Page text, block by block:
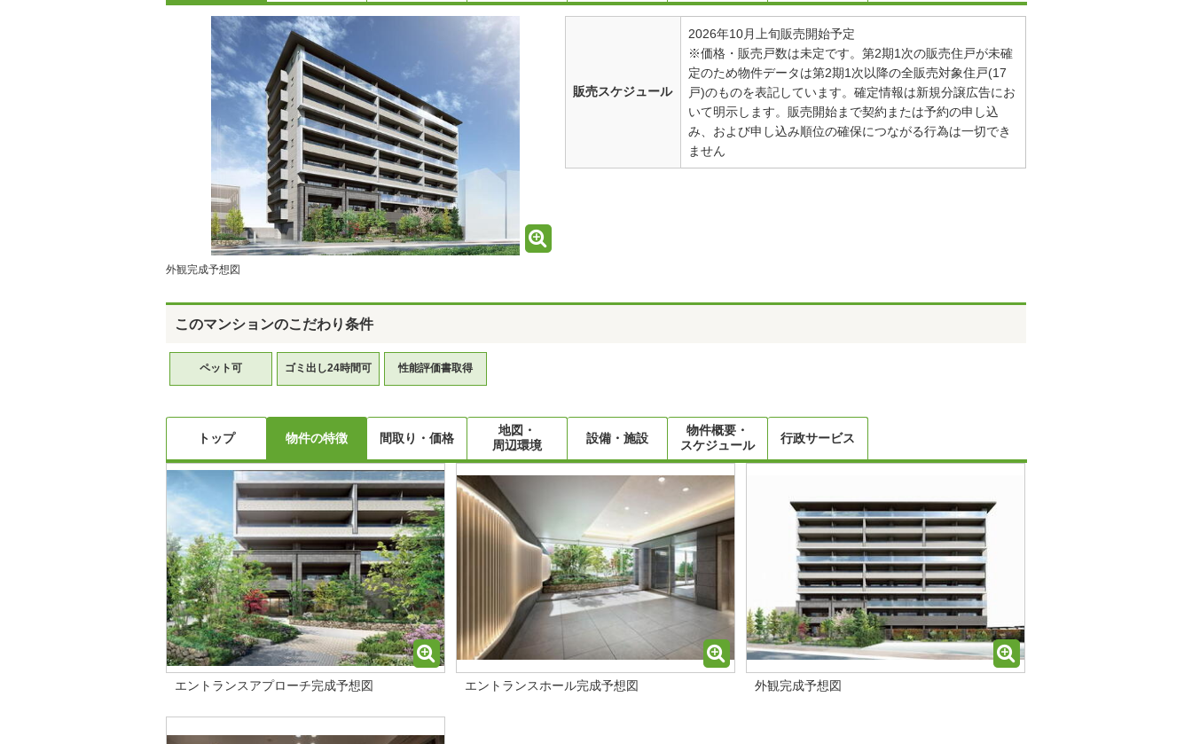
外観完成予想図
販売スケジュール
2026年10月上旬販売開始予定
※価格・販売戸数は未定です。第2期1次の販売住戸が未確
定のため物件データは第2期1次以降の全販売対象住戸(17
戸)のものを表記しています。確定情報は新規分譲広告にお
いて明示します。販売開始まで契約または予約の申し込
み、および申し込み順位の確保につながる行為は一切でき
ません
このマンションのこだわり条件
ペット可 ゴミ出し24時間可 性能評価書取得
トップ 物件の特徴 間取り・価格
地図・
周辺環境
設備・施設
物件概要・
スケジュール
行政サービス
エントランスアプローチ完成予想図 エントランスホール完成予想図 外観完成予想図